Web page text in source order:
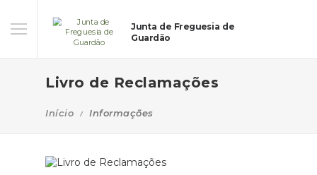
Junta de Freguesia de
Guardão
Livro de Reclamações
Início Informações